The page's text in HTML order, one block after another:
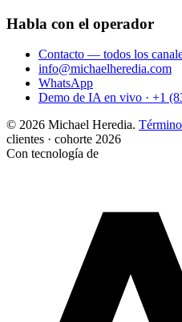
Habla con el operador
Contacto — todos los
info@michaelheredia.com
WhatsApp
Demo de IA en vivo · +1
© 2026 Michael Heredia.
clientes · cohorte 2026
Con tecnología de